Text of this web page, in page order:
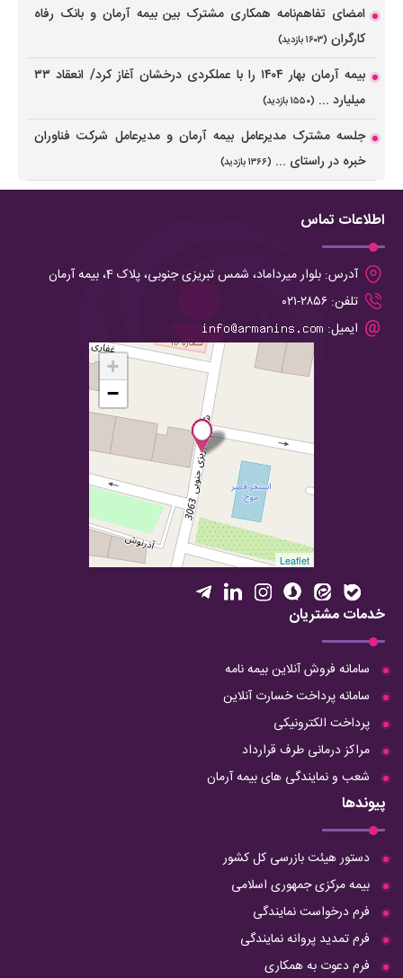
امضای تفاهم‌نامه همکاری مشترک بین بیمه آرمان و بانک رفاه
کارگران (۱۶۰۳ بازدید)
بیمه آرمان بهار ۱۴۰۴ را با عملکردی درخشان آغاز کرد/ انعقاد ۳۳
میلیارد ... (۱۵۵۰ بازدید)
جلسه مشترک مدیرعامل بیمه آرمان و مدیرعامل شرکت فناوران
خبره در راستای ... (۱۳۶۶ بازدید)
اطلاعات تماس
آدرس: بلوار میرداماد، شمس تبریزی جنوبی، پلاک 4، بیمه آرمان
تلفن: ۲۸۵۶-۰۲۱
ایمیل:
+
−
Leaflet
خدمات مشتریان
سامانه فروش آنلاین بیمه نامه
سامانه پرداخت خسارت آنلاین
پرداخت الکترونیکی
مراکز درمانی طرف قرارداد
شعب و نمایندگی های بیمه آرمان
پیوندها
دستور هیئت بازرسی کل کشور
بیمه مرکزی جمهوری اسلامی
فرم درخواست نمایندگی
فرم تمدید پروانه نمایندگی
فرم دعوت به همکاری